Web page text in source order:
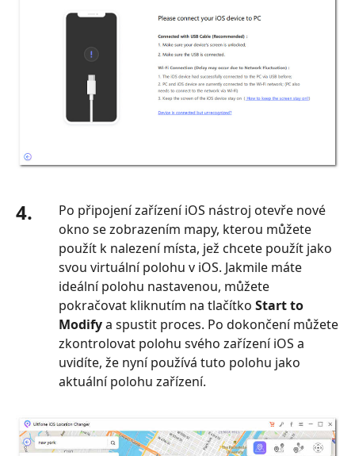
4.
Po připojení zařízení iOS nástroj otevře nové
okno se zobrazením mapy, kterou můžete
použít k nalezení místa, jež chcete použít jako
svou virtuální polohu v iOS. Jakmile máte
ideální polohu nastavenou, můžete
pokračovat kliknutím na tlačítko Start to
Modifya spustit proces. Po dokončení můžete
zkontrolovat polohu svého zařízení iOS a
uvidíte, že nyní používá tuto polohu jako
aktuální polohu zařízení.